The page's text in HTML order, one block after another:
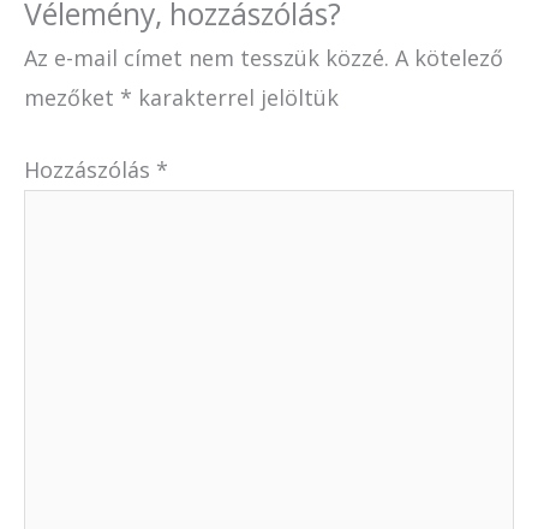
Vélemény, hozzászólás?
Az e-mail címet nem tesszük közzé. A kötelező
mezőket * karakterrel jelöltük
Hozzászólás *